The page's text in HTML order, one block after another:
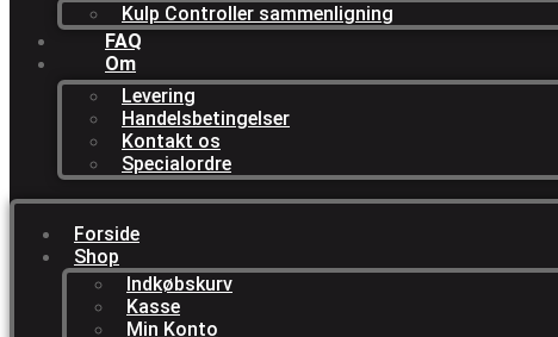
Kulp Controller sammenligning
FAQ
Om
Levering
Handelsbetingelser
Kontakt os
Specialordre
Forside
Shop
Indkøbskurv
Kasse
Min Konto